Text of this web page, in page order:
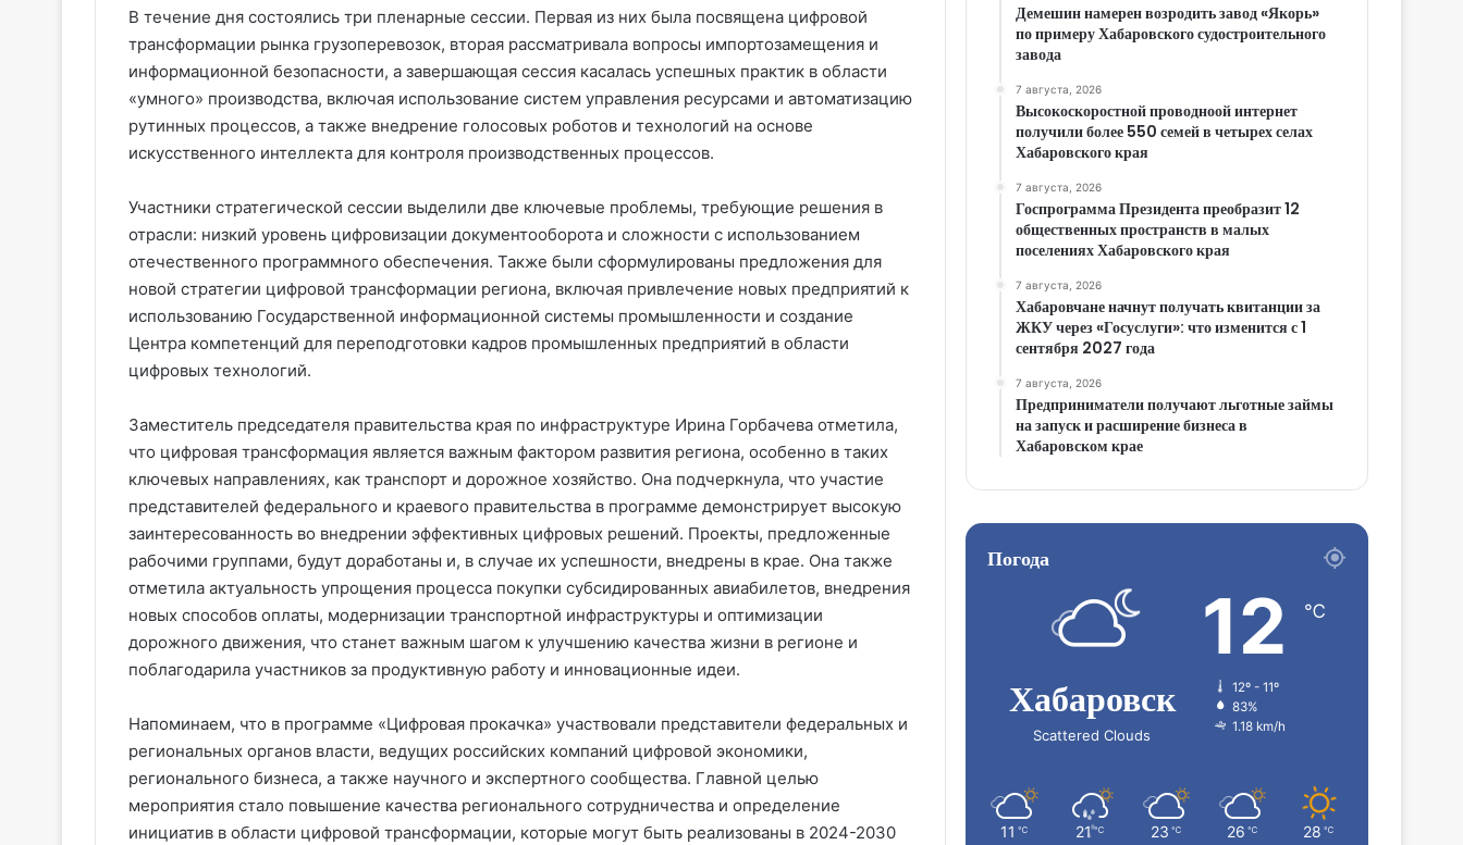
В течение дня состоялись три пленарные сессии. Первая из них была посвящена цифровой
трансформации рынка грузоперевозок, вторая рассматривала вопросы импортозамещения и
информационной безопасности, а завершающая сессия касалась успешных практик в области
«умного» производства, включая использование систем управления ресурсами и автоматизацию
рутинных процессов, а также внедрение голосовых роботов и технологий на основе
искусственного интеллекта для контроля производственных процессов.
Участники стратегической сессии выделили две ключевые проблемы, требующие решения в
отрасли: низкий уровень цифровизации документооборота и сложности с использованием
отечественного программного обеспечения. Также были сформулированы предложения для
новой стратегии цифровой трансформации региона, включая привлечение новых предприятий к
использованию Государственной информационной системы промышленности и создание
Центра компетенций для переподготовки кадров промышленных предприятий в области
цифровых технологий.
Заместитель председателя правительства края по инфраструктуре Ирина Горбачева отметила,
что цифровая трансформация является важным фактором развития региона, особенно в таких
ключевых направлениях, как транспорт и дорожное хозяйство. Она подчеркнула, что участие
представителей федерального и краевого правительства в программе демонстрирует высокую
заинтересованность во внедрении эффективных цифровых решений. Проекты, предложенные
рабочими группами, будут доработаны и, в случае их успешности, внедрены в крае. Она также
отметила актуальность упрощения процесса покупки субсидированных авиабилетов, внедрения
новых способов оплаты, модернизации транспортной инфраструктуры и оптимизации
дорожного движения, что станет важным шагом к улучшению качества жизни в регионе и
поблагодарила участников за продуктивную работу и инновационные идеи.
Напоминаем, что в программе «Цифровая прокачка» участвовали представители федеральных и
региональных органов власти, ведущих российских компаний цифровой экономики,
регионального бизнеса, а также научного и экспертного сообщества. Главной целью
мероприятия стало повышение качества регионального сотрудничества и определение
инициатив в области цифровой трансформации, которые могут быть реализованы в 2024-2030
Демешин намерен возродить завод «Якорь»
по примеру Хабаровского судостроительного
завода
7 августа, 2026
Высокоскоростной проводноой интернет
получили более 550 семей в четырех селах
Хабаровского края
7 августа, 2026
Госпрограмма Президента преобразит 12
общественных пространств в малых
поселениях Хабаровского края
7 августа, 2026
Хабаровчане начнут получать квитанции за
ЖКУ через «Госуслуги»: что изменится с 1
сентября 2027 года
7 августа, 2026
Предприниматели получают льготные займы
на запуск и расширение бизнеса в
Хабаровском крае
Погода
Хабаровск
Scattered Clouds
12 ℃
12º - 11º
83%
1.18 km/h
11 ℃ 21 ℃ 23 ℃ 26 ℃ 28 ℃